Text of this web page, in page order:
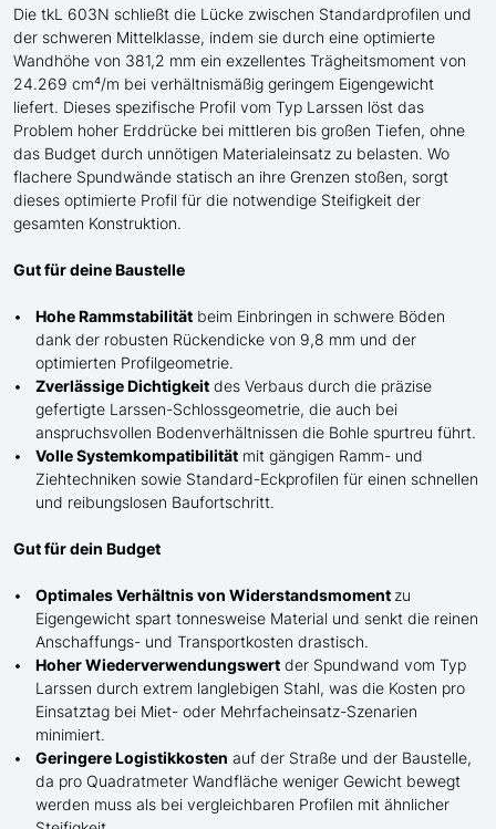
Die tkL 603N schließt die Lücke zwischen Standardprofilen und
der schweren Mittelklasse, indem sie durch eine optimierte
Wandhöhe von 381,2 mm ein exzellentes Trägheitsmoment von
24.269 cm⁴/m bei verhältnismäßig geringem Eigengewicht
liefert. Dieses spezifische Profil vom Typ Larssen löst das
Problem hoher Erddrücke bei mittleren bis großen Tiefen, ohne
das Budget durch unnötigen Materialeinsatz zu belasten. Wo
flachere Spundwände statisch an ihre Grenzen stoßen, sorgt
dieses optimierte Profil für die notwendige Steifigkeit der
gesamten Konstruktion.
Gut für deine Baustelle
Hohe Rammstabilität beim Einbringen in schwere Böden
dank der robusten Rückendicke von 9,8 mm und der
optimierten Profilgeometrie.
Zverlässige Dichtigkeit des Verbaus durch die präzise
gefertigte Larssen-Schlossgeometrie, die auch bei
anspruchsvollen Bodenverhältnissen die Bohle spurtreu führt.
Volle Systemkompatibilität mit gängigen Ramm- und
Ziehtechniken sowie Standard-Eckprofilen für einen schnellen
und reibungslosen Baufortschritt.
Gut für dein Budget
Optimales Verhältnis von Widerstandsmoment zu
Eigengewicht spart tonnesweise Material und senkt die reinen
Anschaffungs- und Transportkosten drastisch.
Hoher Wiederverwendungswert der Spundwand vom Typ
Larssen durch extrem langlebigen Stahl, was die Kosten pro
Einsatztag bei Miet- oder Mehrfacheinsatz-Szenarien
minimiert.
Geringere Logistikkosten auf der Straße und der Baustelle,
da pro Quadratmeter Wandfläche weniger Gewicht bewegt
werden muss als bei vergleichbaren Profilen mit ähnlicher